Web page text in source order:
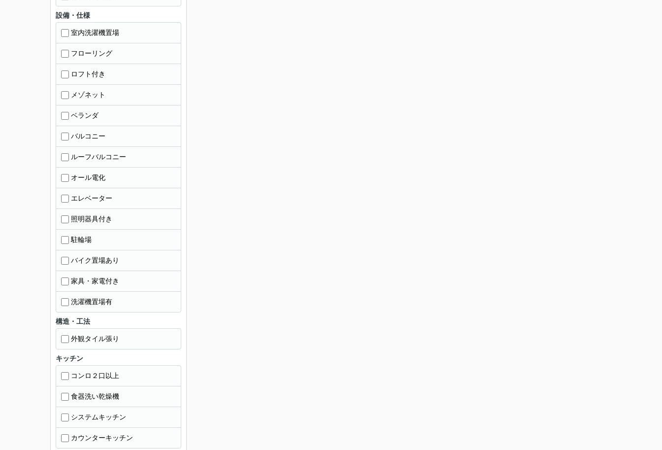
設備・仕様
室内洗濯機置場
フローリング
ロフト付き
メゾネット
ベランダ
バルコニー
ルーフバルコニー
オール電化
エレベーター
照明器具付き
駐輪場
バイク置場あり
家具・家電付き
洗濯機置場有
構造・工法
外観タイル張り
キッチン
コンロ２口以上
食器洗い乾燥機
システムキッチン
カウンターキッチン